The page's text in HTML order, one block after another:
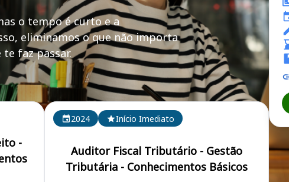
o tempo é curto e a
eliminamos o que não importa
faz passar.
-
2024 Início Imediato
Auditor Fiscal Tributário - Gestão
Tributária - Conhecimentos Básicos